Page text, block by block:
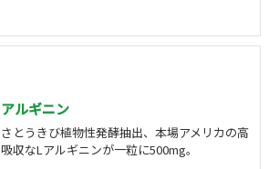
アルギニン
さとうきび植物性発酵抽出、本場アメリカの高
吸収なLアルギニンが一粒に500mg。